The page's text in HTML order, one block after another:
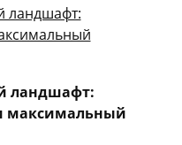
ландшафт:
максимальный